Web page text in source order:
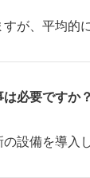
が、平均的
は必要ですか？
設備を導入